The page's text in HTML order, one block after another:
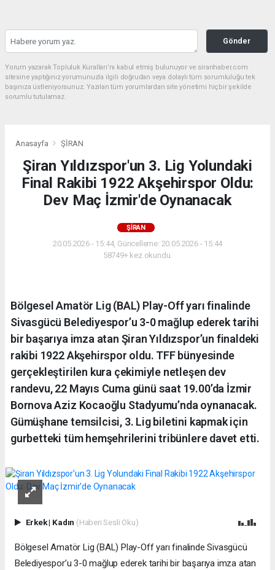
Gönder
Yorum yazarak Topluluk Kuralları’nı kabul etmiş bulunuyor ve siranhaber.com
sitesine yaptığınız yorumunuzla ilgili doğrudan veya dolaylı tüm sorumluluğu tek
başınıza üstleniyorsunuz. Yazılan tüm yorumlardan site yönetimi hiçbir şekilde
sorumlu tutulamaz.
Anasayfa ŞİRAN
Şiran Yıldızspor'un 3. Lig Yolundaki
Final Rakibi 1922 Akşehirspor Oldu:
Dev Maç İzmir'de Oynanacak
ŞİRAN
20.05.2026 - 15:44, Güncelleme: 20.05.2026 - 15:44
58749+ kez okundu.
Bölgesel Amatör Lig (BAL) Play-Off yarı finalinde
Sivasgücü Belediyespor’u 3-0 mağlup ederek tarihi
bir başarıya imza atan Şiran Yıldızspor’un finaldeki
rakibi 1922 Akşehirspor oldu. TFF bünyesinde
gerçekleştirilen kura çekimiyle netleşen dev
randevu, 22 Mayıs Cuma günü saat 19.00’da İzmir
Bornova Aziz Kocaoğlu Stadyumu’nda oynanacak.
Gümüşhane temsilcisi, 3. Lig biletini kapmak için
gurbetteki tüm hemşehrilerini tribünlere davet etti.
Erkek| Kadın (Haberi Sesli Oku)
Bölgesel Amatör Lig (BAL) Play-Off yarı finalinde Sivasgücü
Belediyespor’u 3-0 mağlup ederek tarihi bir başarıya imza atan